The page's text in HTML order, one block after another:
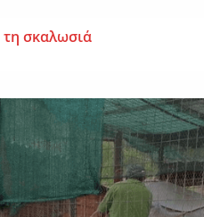
τη σκαλωσιά
πατέρας τριών παιδιών